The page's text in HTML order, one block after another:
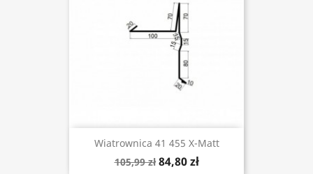
Wiatrownica 41 455 X-Matt
105,99 zł 84,80 zł